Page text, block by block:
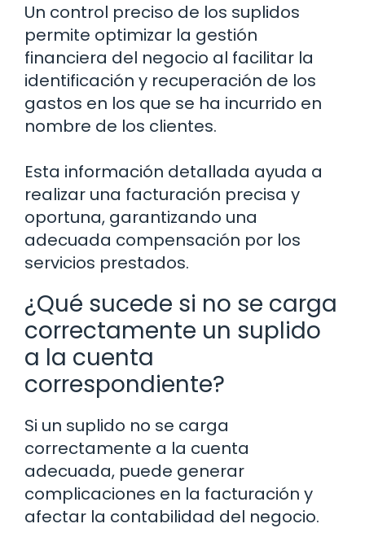
Un control preciso de los suplidos
permite optimizar la gestión
financiera del negocio al facilitar la
identificación y recuperación de los
gastos en los que se ha incurrido en
nombre de los clientes.
Esta información detallada ayuda a
realizar una facturación precisa y
oportuna, garantizando una
adecuada compensación por los
servicios prestados.
¿Qué sucede si no se carga
correctamente un suplido
a la cuenta
correspondiente?
Si un suplido no se carga
correctamente a la cuenta
adecuada, puede generar
complicaciones en la facturación y
afectar la contabilidad del negocio.